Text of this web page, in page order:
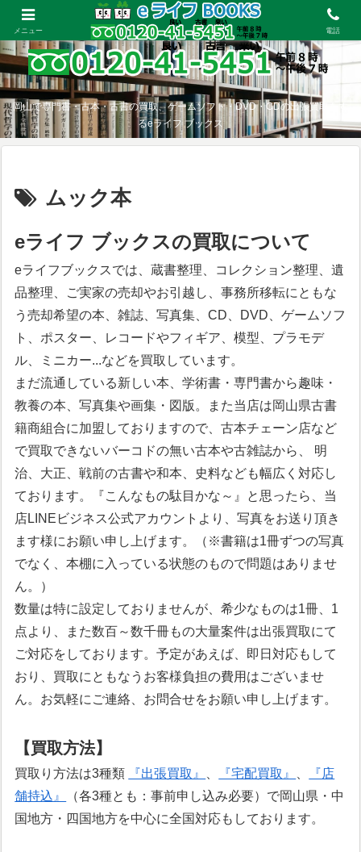
岡山で専門書・古本・古書の買取、ゲームソフト・DVD・CDの出張買取をす
るeライフ ブックス
ムック本
eライフ ブックスの買取について
eライフブックスでは、蔵書整理、コレクション整理、遺
品整理、ご実家の売却やお引越し、事務所移転にともな
う売却希望の本、雑誌、写真集、CD、DVD、ゲームソフ
ト、ポスター、レコードやフィギア、模型、プラモデ
ル、ミニカー...などを買取しています。
まだ流通している新しい本、学術書・専門書から趣味・
教養の本、写真集や画集・図版。また当店は岡山県古書
籍商組合に加盟しておりますので、古本チェーン店など
で買取できないバーコドの無い古本や古雑誌から、 明
治、大正、戦前の古書や和本、史料なども幅広く対応し
ております。『こんなもの駄目かな～』と思ったら、当
店LINEビジネス公式アカウントより、写真をお送り頂き
ます様にお願い申し上げます。（※書籍は1冊ずつの写真
でなく、本棚に入っている状態のもので問題はありませ
ん。）
数量は特に設定しておりませんが、希少なものは1冊、1
点より、また数百～数千冊もの大量案件は出張買取にて
ご対応をしております。予定があえば、即日対応もして
おり、買取にともなうお客様負担の費用はございませ
ん。お気軽にご連絡、お問合せをお願い申し上げます。
【買取方法】
買取り方法は3種類 『出張買取』 『宅配買取』
『店
舗持込』
（各3種とも：事前申し込み必要）で岡山県・中
国地方・四国地方を中心に全国対応もしております。
メニュー 電話